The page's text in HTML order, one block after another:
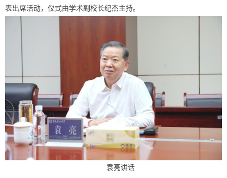
表出席活动，仪式由学术副校长纪杰主持。
袁亮讲话